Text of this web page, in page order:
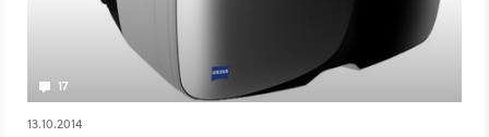
17
13.10.2014